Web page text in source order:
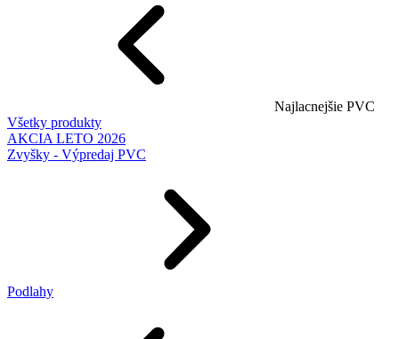
Najlacnejšie PVC
Všetky produkty
AKCIA LETO 2026
Zvyšky - Výpredaj PVC
Podlahy